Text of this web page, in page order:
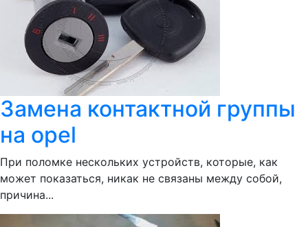
Замена контактной группы
на opel
При поломке нескольких устройств, которые, как
может показаться, никак не связаны между собой,
причина...